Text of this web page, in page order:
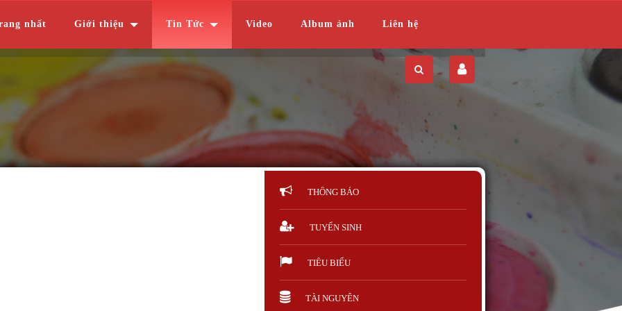
nhất Giới thiệu Tin Tức Video Album ảnh Liên hệ
THÔNG BÁO
TUYỂN SINH
TIÊU BIỂU
TÀI NGUYÊN